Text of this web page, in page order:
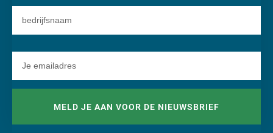
MELD JE AAN VOOR DE NIEUWSBRIEF